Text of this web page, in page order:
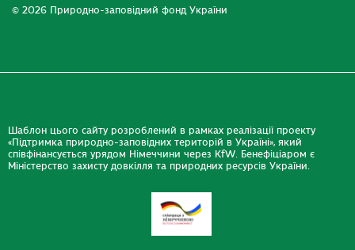
© 2026 Природно-заповідний фонд України
Шаблон цього сайту розроблений в рамках реалізації проекту
«Підтримка природно-заповідних територій в Україні», який
співфінансується урядом Німеччини через KfW. Бенефіціаром є
Міністерство захисту довкілля та природних ресурсів України.